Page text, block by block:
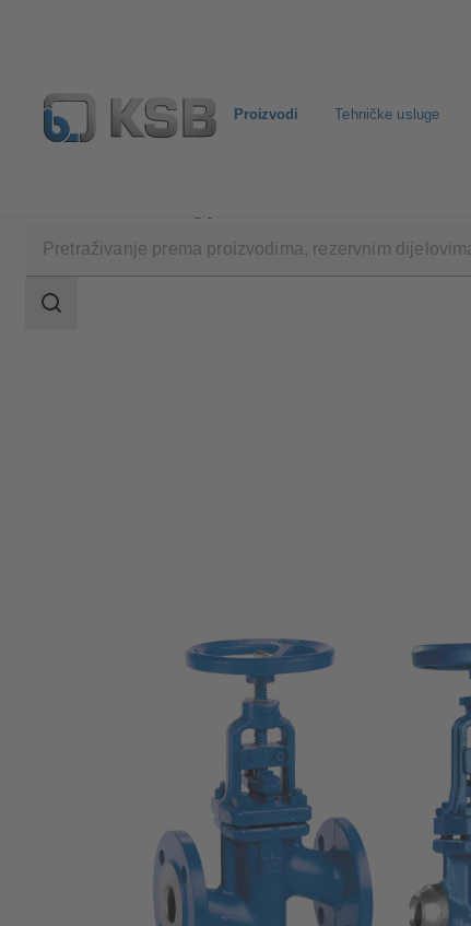
Proizvodi Tehničke usluge
pretraživanja
Raspon